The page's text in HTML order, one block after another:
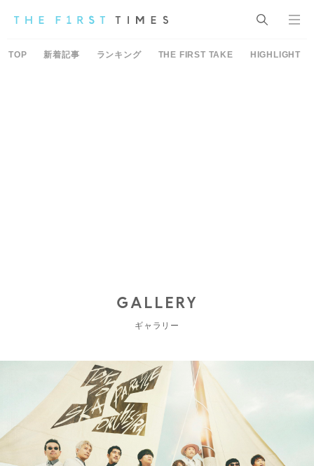
TOP 新着記事 ランキング THE FIRST TAKE HIGHLIGHT
GALLERY
ギャラリー